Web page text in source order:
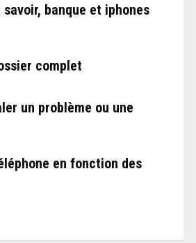
banque et iphones
complet
un problème ou une
en fonction des